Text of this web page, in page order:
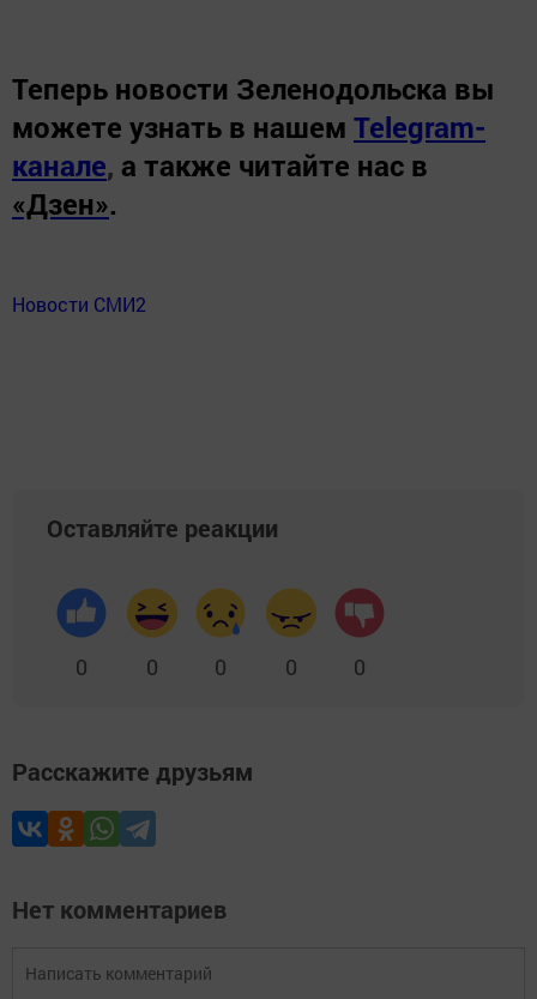
Теперь новости Зеленодольска вы
можете узнать в нашем Telegram-
канале, а также читайте нас в
«Дзен».
Новости СМИ2
Оставляйте реакции
0 0 0 0 0
Расскажите друзьям
Нет комментариев